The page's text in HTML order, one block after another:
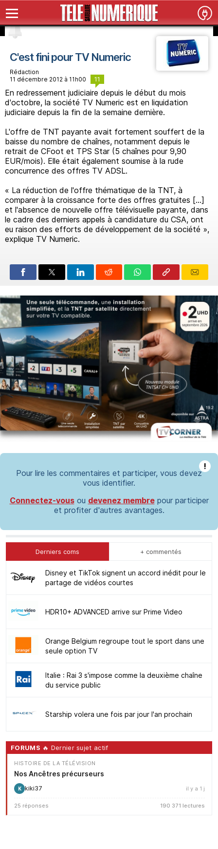
C'est fini pour TV Numeric
Rédaction
11 décembre 2012 à 11h00
11
En redressement judiciaire depuis le début du mois
d'octobre, la société TV Numeric est en liquidation
judiciaire depuis la fin de la semaine dernière.
L'offre de TNT payante avait fortement souffert de la
baisse du nombre de chaînes, notamment depuis le
retrait de CFoot et TPS Star (5 chaînes pour 9,90
EUR/mois). Elle était également soumise à la rude
concurrence des offres TV ADSL.
« La réduction de l'offre thématique de la TNT, à
comparer à la croissance forte des offres gratuites [...]
et l'absence de nouvelle offre télévisuelle payante, dans
le cadre des derniers appels à candidature du CSA, ont
eu raison des efforts de développement de la société »,
explique TV Numeric.
!
Pour lire les commentaires et participer, vous devez
vous identifier.
Connectez-vousou devenez membrepour participer
et profiter d'autres avantages.
Derniers coms + commentés
Disney et TikTok signent un accord inédit pour le
partage de vidéos courtes
HDR10+ ADVANCED arrive sur Prime Video
Orange Belgium regroupe tout le sport dans une
seule option TV
Italie : Rai 3 s'impose comme la deuxième chaîne
du service public
Starship volera une fois par jour l'an prochain
FORUMS 🔥 Dernier sujet actif
HISTOIRE DE LA TÉLÉVISION
Nos Ancêtres précurseurs
K kiki37 il y a 1 j
25 réponses 190 371 lectures